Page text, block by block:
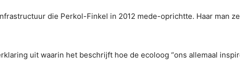
die Perkol-Finkel in 2012 mede-oprichtte. Haar man
uit waarin het beschrijft hoe de ecoloog “ons allemaal